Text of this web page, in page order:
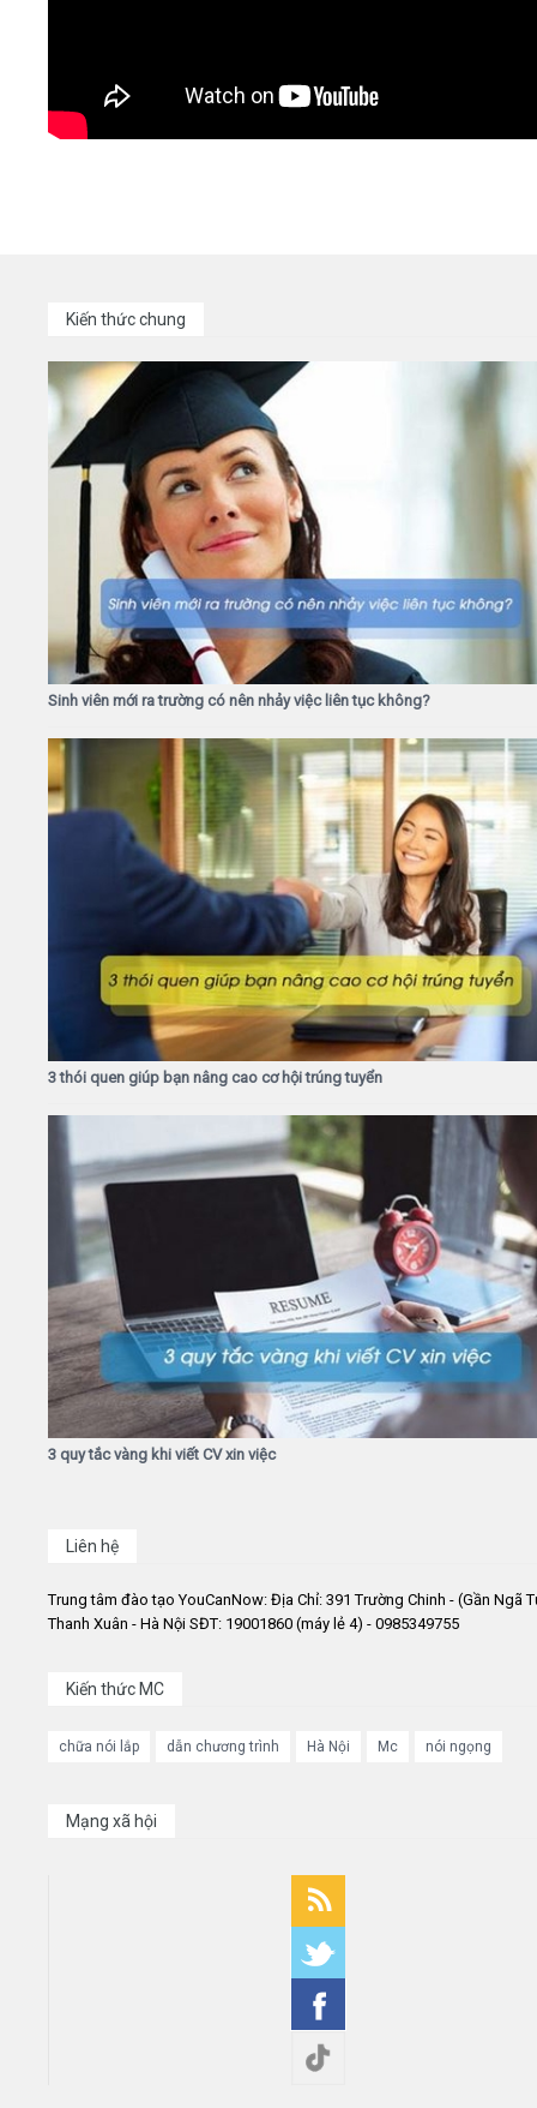
Kiến thức chung
Sinh viên mới ra trường có nên nhảy việc liên tục không?
3 thói quen giúp bạn nâng cao cơ hội trúng tuyển
3 quy tắc vàng khi viết CV xin việc
Liên hệ
Trung tâm đào tạo YouCanNow: Địa Chỉ: 391 Trường Chinh - (Gần Ngã
Thanh Xuân - Hà Nội SĐT: 19001860 (máy lẻ 4) - 0985349755
Kiến thức MC
chữa nói lắp dẫn chương trình Hà Nội Mc nói ngọng
Mạng xã hội